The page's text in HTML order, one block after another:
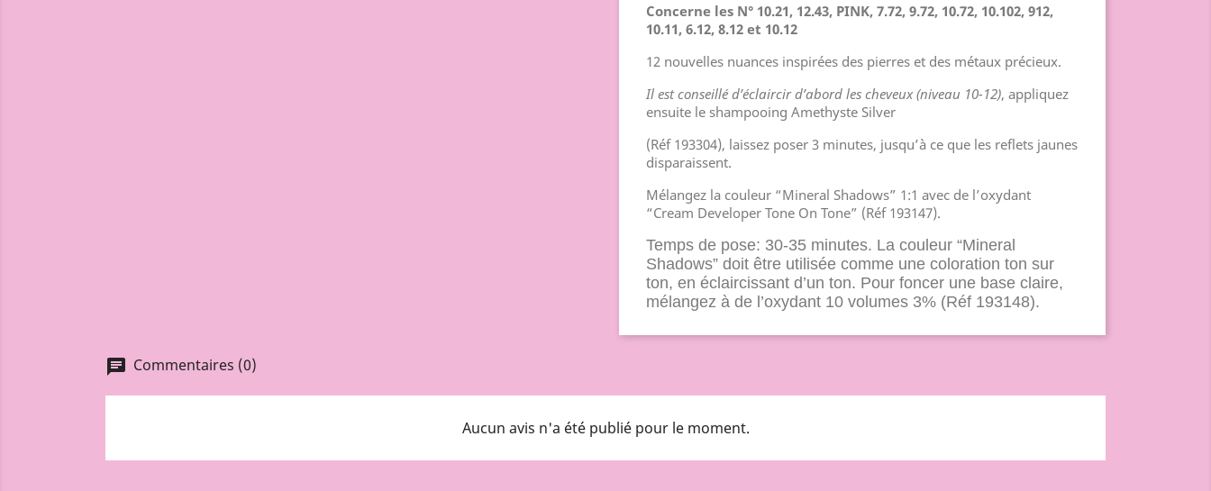
Concerne les N° 10.21, 12.43, PINK, 7.72, 9.72, 10.72, 10.102, 912,
10.11, 6.12, 8.12 et 10.12
12 nouvelles nuances inspirées des pierres et des métaux précieux.
Il est conseillé d’éclaircir d’abord les cheveux (niveau 10-12), appliquez
ensuite le shampooing Amethyste Silver
(Réf 193304), laissez poser 3 minutes, jusqu’à ce que les reflets jaunes
disparaissent.
Mélangez la couleur “Mineral Shadows” 1:1 avec de l’oxydant
“Cream Developer Tone On Tone” (Réf 193147).
Temps de pose: 30-35 minutes. La couleur “Mineral
Shadows” doit être utilisée comme une coloration ton sur
ton, en éclaircissant d’un ton. Pour foncer une base claire,
mélangez à de l’oxydant 10 volumes 3% (Réf 193148).
chat Commentaires (0)
Aucun avis n'a été publié pour le moment.